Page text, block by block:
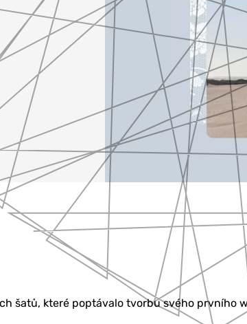
šatů, které poptávalo tvorbu svého prvního